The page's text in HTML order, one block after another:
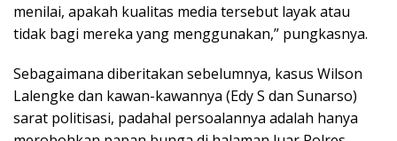
menilai, apakah kualitas media tersebut layak atau
tidak bagi mereka yang menggunakan,” pungkasnya.
Sebagaimana diberitakan sebelumnya, kasus Wilson
Lalengke dan kawan-kawannya (Edy S dan Sunarso)
sarat politisasi, padahal persoalannya adalah hanya